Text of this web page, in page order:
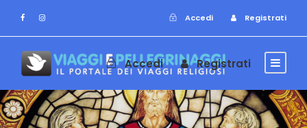
Accedi Registrati
Accedi Registrati